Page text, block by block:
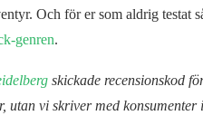
Och för er som aldrig testat
genren.
skickade recensionskod
utan vi skriver med konsumenter